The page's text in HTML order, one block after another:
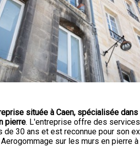
située à Caen, spécialisée dans
pierre. L'entreprise offre des services
30 ans et est reconnue pour son
sur les murs en pierre à